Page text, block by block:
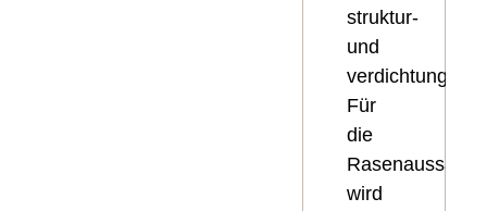
struktur-
und
Für
die
Rasenaussaat
wird